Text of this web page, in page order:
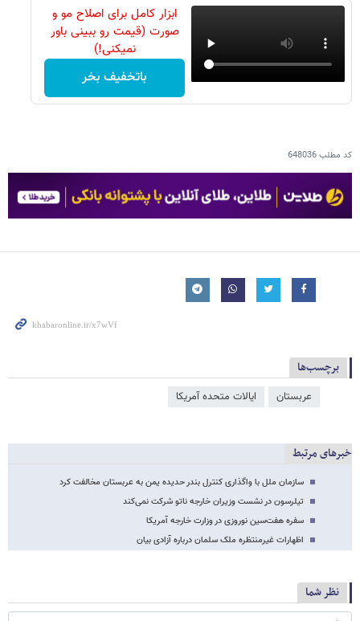
ابزار کامل برای اصلاح مو و
صورت (قیمت رو ببینی باور
نمیکنی!)
باتخفیف بخر
کد مطلب648036
برچسب‌ها
عربستان ایالات متحده آمریکا
خبرهای مرتبط
سازمان ملل با واگذاری کنترل بندر حدیده یمن به عربستان مخالفت کرد
تیلرسون در نشست وزیران خارجه ناتو شرکت نمی‌کند
سفره هفت‌سین نوروزی در وزارت خارجه آمریکا
اظهارات غیرمنتظره ملک سلمان درباره آزادی بیان
نظر شما